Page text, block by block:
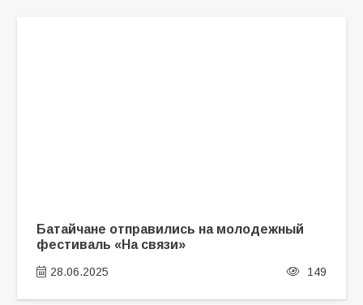
Батайчане отправились на молодежный
фестиваль «На связи»
28.06.2025 149